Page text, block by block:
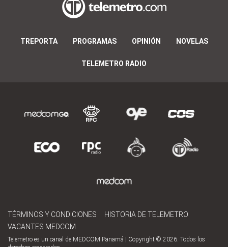
TREPORTA PROGRAMAS OPINIÓN NOVELAS
TELEMETRO RADIO
TÉRMINOS Y CONDICIONES
HISTORIA DE TELEMETRO
VACANTES MEDCOM
Telemetro es un canal de MEDCOM Panamá | Copyright © 2026. Todos los